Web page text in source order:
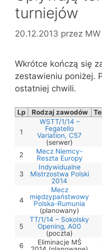
turniejów
20.12.2013 przez MW
Wkrótce kończą się
zestawieniu poniżej.
ostatniej chwili.
Lp Rodzaj zawodów
1
WSTT/1/14 –
Fegatello
Variation, C57
(serwer)
2
Mecz Niemcy-
Reszta Europy
3
Indywidualne
Mistrzostwa Polski
2014
4
Mecz
międzypaństwowy
Polska-Rumunia
(planowany)
5
TT/1/14 – Sokolsky
Opening, A00
(poczta)
6
Eliminacje MŚ